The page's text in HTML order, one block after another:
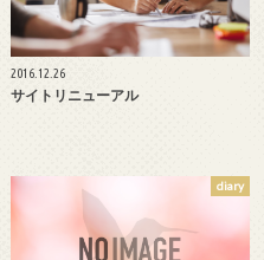
2016.12.26
サイトリニューアル
diary